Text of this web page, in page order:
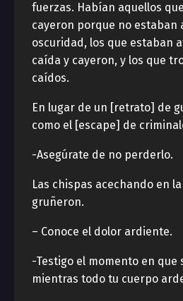
fuerzas. Habían aquellos
cayeron porque no estaban
oscuridad, los que estaban
caída y cayeron, y los que
caídos.
En lugar de un [retrato] de
como el [escape] de
-Asegúrate de no perderlo.
Las chispas acechando en
gruñeron.
– Conoce el dolor ardiente.
-Testigo el momento en
mientras todo tu cuerpo